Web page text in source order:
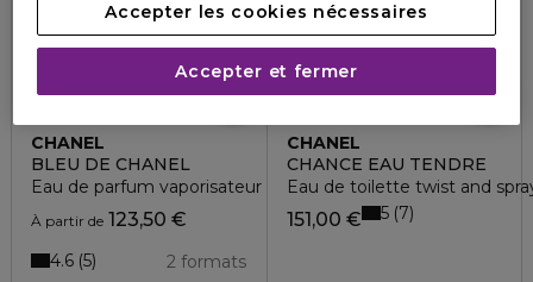
CHANEL
BLEU DE CHANEL
Eau de parfum vaporisateur de voyage rechargeable
À partir de 123,50 €
2 formats
4.6 5
CHANEL
CHANCE EAU TENDRE
Eau de toilette twist and
151,00 € 5 7
Accepter les cookies nécessaires
Accepter et fermer